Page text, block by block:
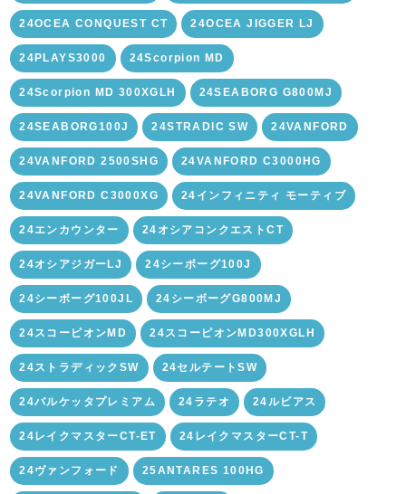
24OCEA CONQUEST CT 24OCEA JIGGER LJ
24PLAYS3000 24Scorpion MD
24Scorpion MD 300XGLH 24SEABORG G800MJ
24SEABORG100J 24STRADIC SW 24VANFORD
24VANFORD 2500SHG 24VANFORD C3000HG
24VANFORD C3000XG 24インフィニティ モーティブ
24エンカウンター 24オシアコンクエストCT
24オシアジガーLJ 24シーボーグ100J
24シーボーグ100JL 24シーボーグG800MJ
24スコーピオンMD 24スコーピオンMD300XGLH
24ストラディックSW 24セルテートSW
24バルケッタプレミアム 24ラテオ 24ルビアス
24レイクマスターCT-ET 24レイクマスターCT-T
24ヴァンフォード 25ANTARES 100HG